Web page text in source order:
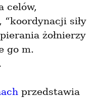
celów,
“koordynacji siły
żołnierzy
go m.
przedstawia